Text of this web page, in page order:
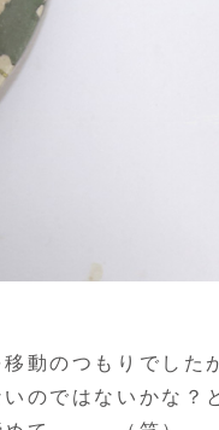
動のつもりでした
のではないかな？